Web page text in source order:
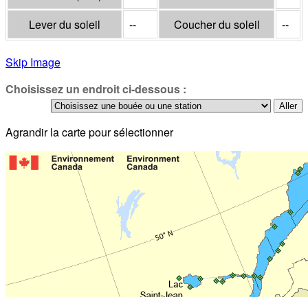
Lever du soleil -- Coucher du soleil --
Skip Image
Choisissez un endroit ci-dessous :
Agrandir la carte pour sélectionner